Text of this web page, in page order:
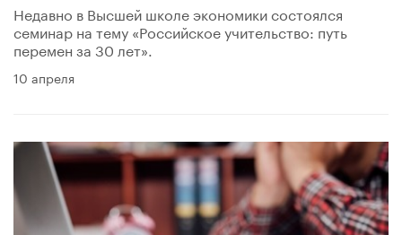
Недавно в Высшей школе экономики состоялся
семинар на тему «Российское учительство: путь
перемен за 30 лет».
10 апреля